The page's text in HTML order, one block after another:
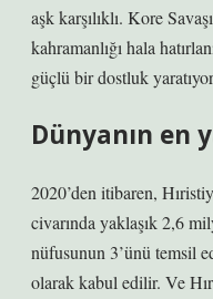
aşk karşılıklı. Kore
kahramanlığı hala
güçlü bir dostluk
Dünyanın en
2020’den itibaren,
civarında yaklaşık 2,6
nüfusunun 3’ünü temsil
olarak kabul edilir. Ve